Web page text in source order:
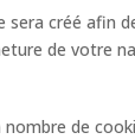
créé
de votre
de